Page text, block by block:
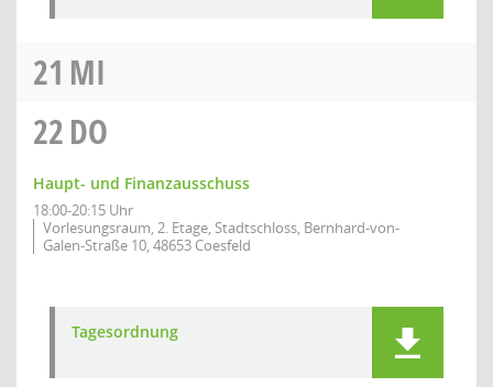
21 MI
22DO
Haupt- und Finanzausschuss
18:00-20:15 Uhr
Vorlesungsraum, 2. Etage, Stadtschloss, Bernhard-von-
Galen-Straße 10, 48653 Coesfeld
Tagesordnung